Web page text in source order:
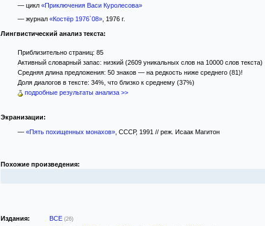
— цикл «Приключения Васи Куролесова»
— журнал «Костёр 1976`08», 1976 г.
Лингвистический анализ текста:
Приблизительно страниц: 85
Активный словарный запас: низкий (2609 уникальных слов на 10000 слов текста)
Средняя длина предложения: 50 знаков — на редкость ниже среднего (81)!
Доля диалогов в тексте: 34%, что близко к среднему (37%)
подробные результаты анализа >>
Экранизации:
— «Пять похищенных монахов», СССР, 1991 // реж. Исаак Магитон
Похожие произведения:
Издания: ВСЕ (26)